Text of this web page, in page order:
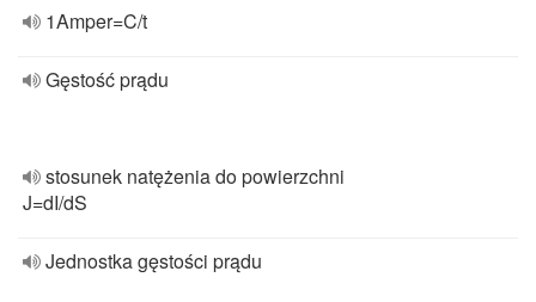
1Amper=C/t
Gęstość prądu
stosunek natężenia do powierzchni
J=dI/dS
Jednostka gęstości prądu